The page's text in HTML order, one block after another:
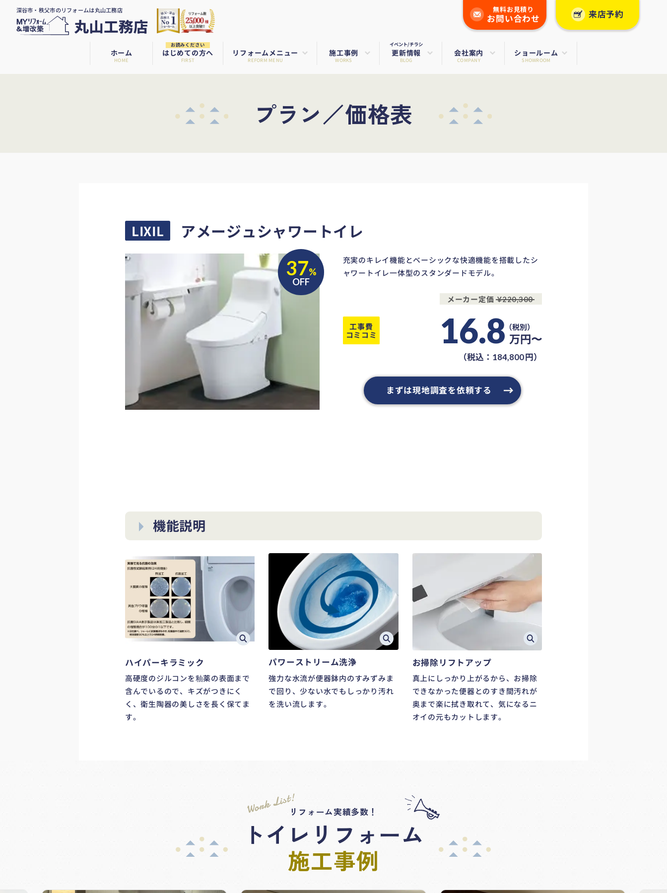
深谷市・秩父市のリフォームは丸山工務店 無料お見積り
お問い合わせ 来店予約
ホーム
HOME
お読みください
はじめての方へ
FIRST
リフォームメニュー
REFORM MENU
施工事例
WORKS
イベント/チラシ
更新情報
BLOG
会社案内
COMPANY
ショールーム
SHOWROOM
プラン／価格表
LIXIL アメージュシャワートイレ
37%
OFF
充実のキレイ機能とベーシックな快適機能を搭載したシ
ャワートイレ一体型のスタンダードモデル。
メーカー定価¥220,300
工事費
コミコミ
16.8 万円〜
（税込： 184,800円）
まずは現地調査を依頼する
機能説明
ハイパーキラミック
高硬度のジルコンを釉薬の表面まで
含んでいるので、キズがつきにく
く、衛生陶器の美しさを長く保てま
す。
パワーストリーム洗浄
強力な水流が便器鉢内のすみずみま
で回り、少ない水でもしっかり汚れ
を洗い流します。
お掃除リフトアップ
真上にしっかり上がるから、お掃除
できなかった便器とのすき間汚れが
奥まで楽に拭き取れて、気になるニ
オイの元もカットします。
Work List!リフォーム実績多数！
トイレリフォーム
施工事例